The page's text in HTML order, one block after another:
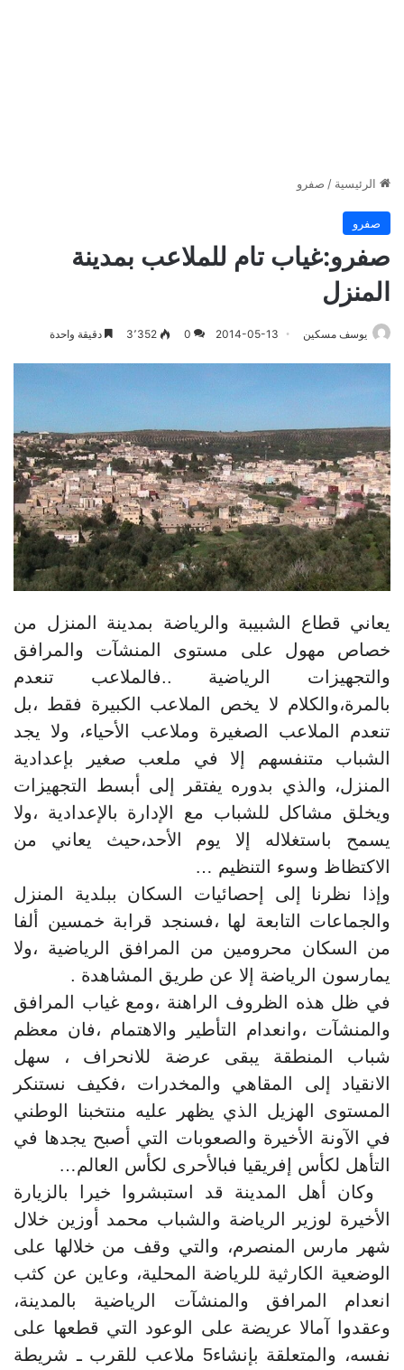
الرئيسية / صفرو
صفرو
صفرو:غياب تام للملاعب بمدينة
المنزل
يوسف مسكين 2014-05-13
0 3٬352 دقيقة واحدة
يعاني قطاع الشبيبة والرياضة بمدينة المنزل من
خصاص مهول على مستوى المنشآت والمرافق
والتجهيزات الرياضية ..فالملاعب تنعدم
بالمرة،والكلام لا يخص الملاعب الكبيرة فقط ،بل
تنعدم الملاعب الصغيرة وملاعب الأحياء، ولا يجد
الشباب متنفسهم إلا في ملعب صغير بإعدادية
المنزل، والذي بدوره يفتقر إلى أبسط التجهيزات
ويخلق مشاكل للشباب مع الإدارة بالإعدادية ،ولا
يسمح باستغلاله إلا يوم الأحد،حيث يعاني من
الاكتظاظ وسوء التنظيم …
وإذا نظرنا إلى إحصائيات السكان ببلدية المنزل
والجماعات التابعة لها ،فسنجد قرابة خمسين ألفا
من السكان محرومين من المرافق الرياضية ،ولا
يمارسون الرياضة إلا عن طريق المشاهدة .
في ظل هذه الظروف الراهنة ،ومع غياب المرافق
والمنشآت ،وانعدام التأطير والاهتمام ،فان معظم
شباب المنطقة يبقى عرضة للانحراف ، سهل
الانقياد إلى المقاهي والمخدرات ،فكيف نستنكر
المستوى الهزيل الذي يظهر عليه منتخبنا الوطني
في الآونة الأخيرة والصعوبات التي أصبح يجدها في
التأهل لكأس إفريقيا فبالأحرى لكأس العالم…
وكان أهل المدينة قد استبشروا خيرا بالزيارة
الأخيرة لوزير الرياضة والشباب محمد أوزين خلال
شهر مارس المنصرم، والتي وقف من خلالها على
الوضعية الكارثية للرياضة المحلية، وعاين عن كثب
انعدام المرافق والمنشآت الرياضية بالمدينة،
وعقدوا آمالا عريضة على الوعود التي قطعها على
نفسه، والمتعلقة بإنشاء5 ملاعب للقرب ـ شريطة